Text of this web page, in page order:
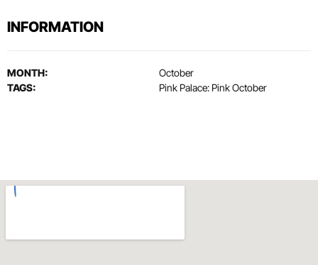
INFORMATION
MONTH:
October
TAGS:
Pink Palace: Pink October